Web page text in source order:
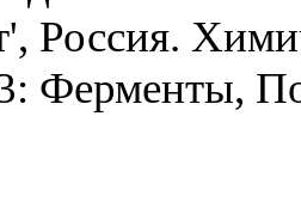
Россия.
Ферменты,